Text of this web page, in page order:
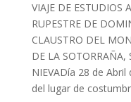
VIAJE DE ESTUDIOS
RUPESTRE DE
CLAUSTRO DEL
DE LA SOTORRAÑA,
NIEVADía 28 de
del lugar de